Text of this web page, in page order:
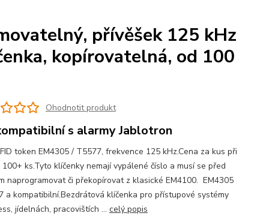
přívěšek 125 kHz
kopírovatelná, od 100
Ohodnotit produkt
s alarmy Jablotron
token EM4305 / T5577, frekvence 125 kHz.Cena za kus při
100+ ks.Tyto klíčenky nemají vypálené číslo a musí se před
naprogramovat či překopírovat z klasické EM4100. EM4305
a kompatibilní.Bezdrátová klíčenka pro přístupové systémy
jídelnách, pracovištích ... celý popis